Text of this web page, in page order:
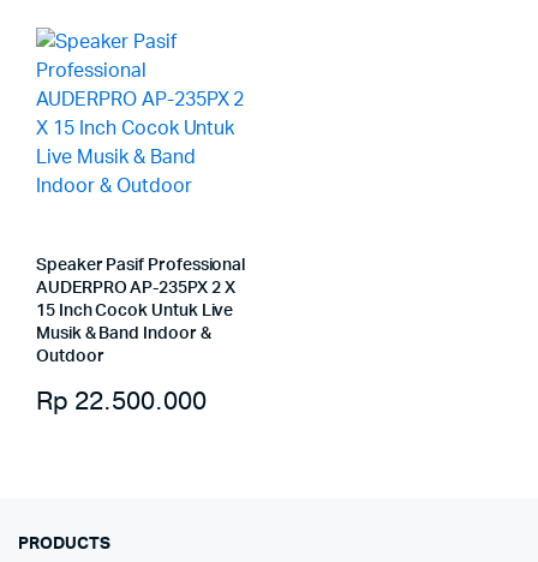
Speaker Pasif Professional
AUDERPRO AP-235PX 2 X
15 Inch Cocok Untuk Live
Musik & Band Indoor &
Outdoor
Rp 22.500.000
PRODUCTS